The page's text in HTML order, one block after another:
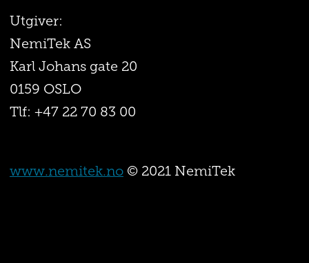
Utgiver:
NemiTek AS
Karl Johans gate 20
0159 OSLO
Tlf: +47 22 70 83 00
www.nemitek.no© 2021 NemiTek